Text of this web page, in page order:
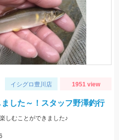
イシグロ豊川店 1951 view
した～！スタッフ野澤釣行
しむことができました♪